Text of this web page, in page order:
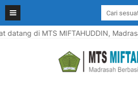
di MTS MIFTAHUDDIN,